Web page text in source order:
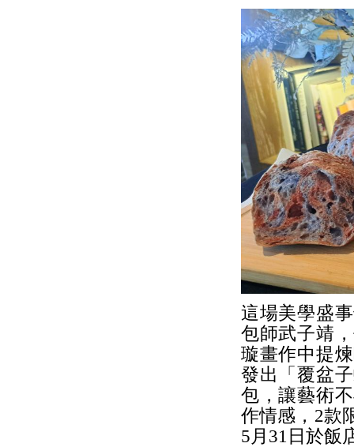
這場美學盛
包師武子靖
璇畫作中提
發出「覆盆
包，讓藝術
作情感，2款
5月31日於飯